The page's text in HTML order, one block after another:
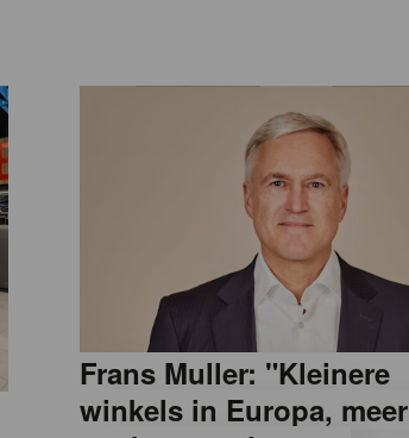
Frans Muller: "Kleinere
winkels in Europa, meer